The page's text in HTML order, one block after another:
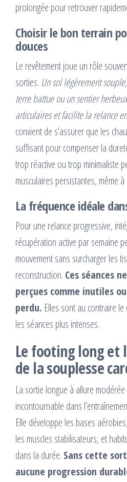
prolongée pour retrouver
Choisir le bon terrain
douces
Le revêtement joue un rôle
sorties. Un sol légèrement
terre battue ou un sentier
articulaires et facilite la relance
convient de s’assurer que les
suffisant pour compenser la
trop réactive ou trop minimaliste
musculaires persistantes, même
La fréquence idéale
Pour une relance progressive,
récupération active par semaine
mouvement sans surcharger les
reconstruction. Ces séances
perçues comme inutiles
perdu. Elles sont au contraire
les séances plus intenses.
Le footing long et
de la souplesse
La sortie longue à allure
incontournable dans
Elle développe les bases
les muscles stabilisateurs, et
dans la durée. Sans cette
aucune progression